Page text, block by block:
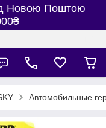
Новою Поштою
Автомобильные